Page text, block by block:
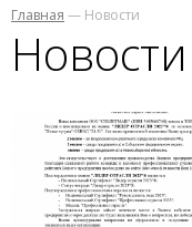
Главная — Новости
Новости